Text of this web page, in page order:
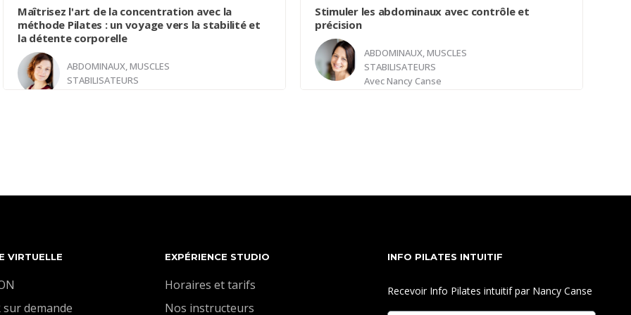
Maîtrisez l'art de la concentration avec la
méthode Pilates : un voyage vers la stabilité et
la détente corporelle
ABDOMINAUX, MUSCLES
STABILISATEURS
et le bassin. Laissez votre corps se mouvoir
Stimuler les abdominaux avec contrôle et
précision
ABDOMINAUX, MUSCLES
STABILISATEURS
AvecNancy Canse
exécutés avec précision et contrôle. Tout votre
VIRTUELLE
sur demande
EXPÉRIENCE STUDIO
Horaires et tarifs
Nos instructeurs
INFO PILATES INTUITIF
Recevoir Info Pilates intuitif par Nancy Canse